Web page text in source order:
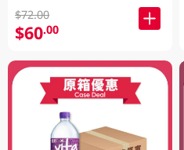
$72.00
$60.00